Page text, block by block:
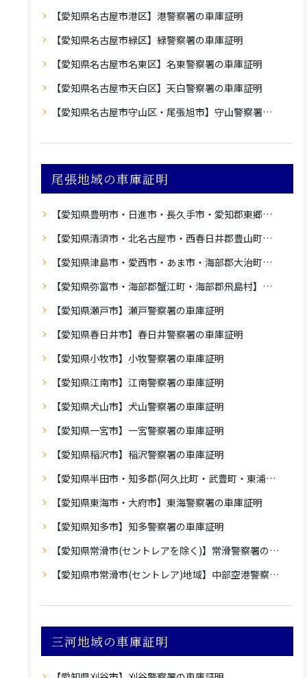
【愛知県名古屋市港区】港警察署の車庫証明
【愛知県名古屋市緑区】緑警察署の車庫証明
【愛知県名古屋市名東区】名東警察署の車庫証明
【愛知県名古屋市天白区】天白警察署の車庫証明
【愛知県名古屋市守山区・尾張旭市】守山警察署の車庫証明
尾張地域の車庫証明
【愛知県豊明市・日進市・長久手市・愛知郡東郷町】愛知警察署の車庫証明
【愛知県清須市・北名古屋市・西春日井郡豊山町】西枇杷島警察署の車庫証明
【愛知県津島市・愛西市・あま市・海部郡大治町】津島警察署の車庫証明
【愛知県弥富市・海部郡蟹江町・海部郡飛島村】蟹江警察署の車庫証明
【愛知県瀬戸市】瀬戸警察署の車庫証明
【愛知県春日井市】春日井警察署の車庫証明
【愛知県小牧市】小牧警察署の車庫証明
【愛知県江南市】江南警察署の車庫証明
【愛知県犬山市】犬山警察署の車庫証明
【愛知県一宮市】一宮警察署の車庫証明
【愛知県稲沢市】稲沢警察署の車庫証明
【愛知県半田市・知多郡(阿久比町・武豊町・東浦町・美浜町・南知多町)】半田警察署の車庫証明
【愛知県東海市・大府市】東海警察署の車庫証明
【愛知県知多市】知多警察署の車庫証明
【愛知県常滑市(セントレアを除く)】常滑警察署の車庫証明
【愛知県市常滑市(セントレア)地域】中部空港警察署の車庫証明
三河地域の車庫証明